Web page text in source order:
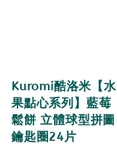
Kuromi酷洛米【水
果點心系列】藍莓
鬆餅 立體球型拼圖
鑰匙圈24片